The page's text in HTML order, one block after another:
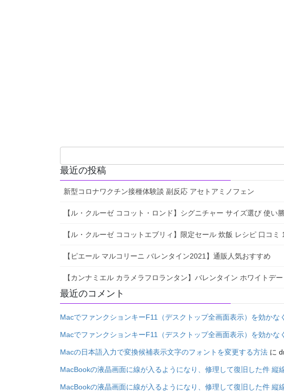
最近の投稿
新型コロナワクチン接種体験談 副反応 アセトアミノフェン
【ル・クルーゼ ココット・ロンド】シグニチャー サイズ選び 使い
【ル・クルーゼ ココットエブリィ】限定セール 炊飯 レシピ 口コミ
【ピエール マルコリーニ バレンタイン2021】通販人気おすすめ
【カンナミエル カラメラフロランタン】バレンタイン ホワイトデ
最近のコメント
MacでファンクションキーF11（デスクトップ全画面表示）を効かな
MacでファンクションキーF11（デスクトップ全画面表示）を効かな
Macの日本語入力で変換候補表示文字のフォントを変更する方法 に
MacBookの液晶画面に線が入るようになり、修理して復旧した件 縦
MacBookの液晶画面に線が入るようになり、修理して復旧した件 縦